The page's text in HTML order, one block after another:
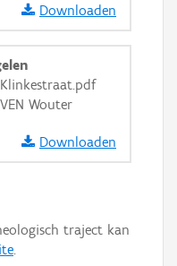
Downloaden
Wouter
Downloaden
traject kan
.